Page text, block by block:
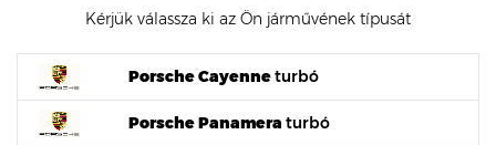
Kérjük válassza ki az Ön járművének típusát
Porsche Cayenneturbó
Porsche Panamera turbó